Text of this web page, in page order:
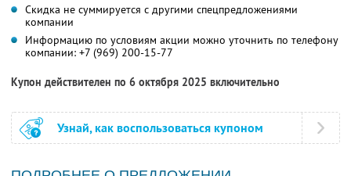
Скидка не суммируется с другими спецпредложениями
компании
Информацию по условиям акции можно уточнить по телефону
компании: +7 (969) 200-15-77
Купон действителен по 6 октября 2025 включительно
Узнай, как воспользоваться купоном